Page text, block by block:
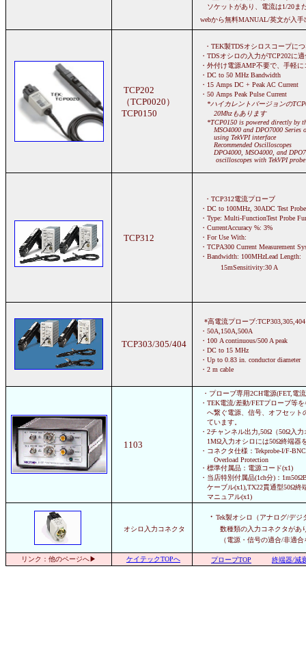
ソケットがあり、電流は1/20ま
webから無料MANUAL/英文が入手
TCP202
（TCP0020）
TCP0150
・TEK製TDSオシロスコープに
・TDSオシロの入力がTCP202に
・外付け電源AMP不要で、手軽に
・DC to 50 MHz Bandwidth
・15 Amps DC + Peak AC Current
・50 Amps Peak Pulse Current
*ハイカレントバージョンの
20Mhzもあります
*TCP0150 is powered directly by
MSO4000 and DPO7000 Series
using TekVPI interface
Recommended Oscilloscopes
DPO4000, MSO4000, and
oscilloscopes with TekVPI probe
TCP312
・TCP312電流プローブ
・DC to 100MHz, 30ADC Test Probe
・Type: Multi-FunctionTest Probe
・CurrentAccuracy %: 3%
・For Use With:
・TCPA300 Current Measurement
・Bandwidth: 100MHzLead Length:
15mSensitivity:30 A
TCP303/305/404
*高電流プローブ:TCP303,305,404
・50A,150A,500A
・100 A continuous/500 A peak
・DC to 15 MHz
・Up to 0.83 in. conductor diameter
・2 m cable
1103
・プローブ専用2CH電源(FET,電
・TEK電流/差動/FETプローブ等を
へ繋ぐ電源、信号、オフセット
ています。
・2チャンネル出力,50Ω（50Ω入力
1MΩ入力オシロには50Ω終端器
・コネクタ仕様：Tekprobe-I/F-
Overload Protection
・標準付属品：電源コード(x1)
・当店特別付属品(1ch分)：
ケーブル(x1),TX22貫通型50Ω終
マニュアル(x1)
オシロ入力コネクタ
・ Tek製オシロ（アナログ/デジ
数種類の入力コネクタがあ
（電源・信号の適合/非適
リンク：他のページへ▶ ケイテックTOPへ プローブTOP 終端器/減